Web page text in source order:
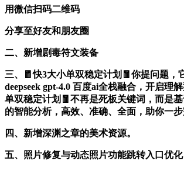
用微信扫码二维码
分享至好友和朋友圈
二、新增剧毒符文装备
三、🧧快3大小单双稳定计划🧧你提问题，
deepseek gpt-4.0 百度ai全栈融合，开启理
单双稳定计划🧧不再是死板关键词，而是
的智能分析，高效、准确、全面，助你一步
四、新增深渊之章的美术资源。
五、照片修复与动态照片功能跳转入口优化